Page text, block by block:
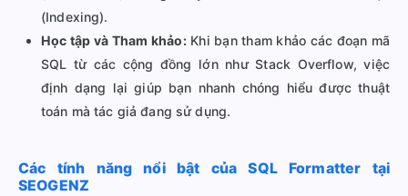
(Indexing).
Học tập và Tham khảo:Khi bạn tham khảo các đoạn mã
SQL từ các cộng đồng lớn như Stack Overflow, việc
định dạng lại giúp bạn nhanh chóng hiểu được thuật
toán mà tác giả đang sử dụng.
Các tính năng nổi bật của SQL Formatter tại
SEOGENZ